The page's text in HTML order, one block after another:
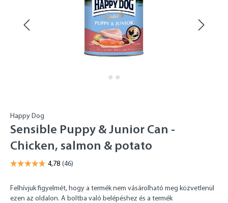
Happy Dog
Sensible Puppy & Junior Can -
Chicken, salmon & potato
Felhívjuk figyelmét, hogy a termék nem vásárolható meg közvetlenül
ezen az oldalon. A boltba való belépéshez és a termék